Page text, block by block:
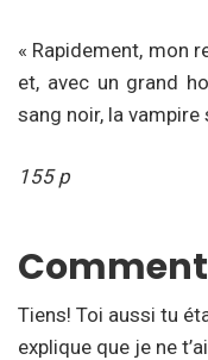
« Rapidement, mon
et, avec un grand
sang noir, la vampire
155 p
Tiens! Toi aussi tu
explique que je ne